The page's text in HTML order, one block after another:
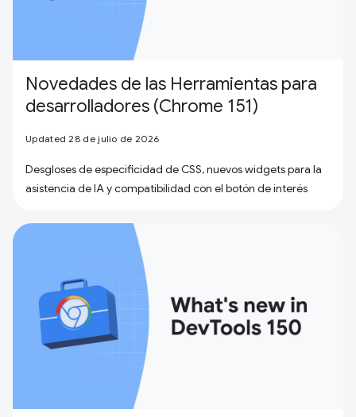
Novedades de las Herramientas para
desarrolladores (Chrome 151)
Updated 28 de julio de 2026
Desgloses de especificidad de CSS, nuevos widgets para la
asistencia de IA y compatibilidad con el botón de interés